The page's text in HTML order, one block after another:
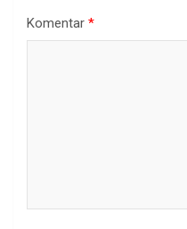
Komentar *